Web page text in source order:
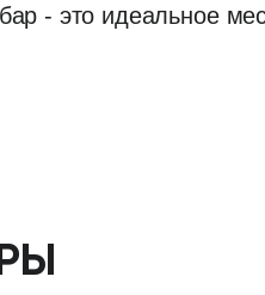
- это идеальное